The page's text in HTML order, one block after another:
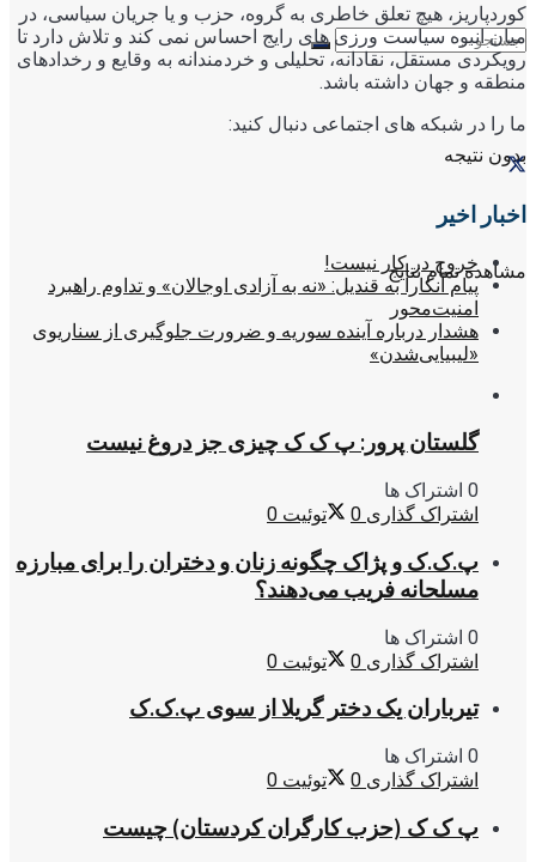
بدون نتیجه
مشاهده تمام نتایج
کوردپاریز، هیچ تعلق خاطری به گروه، حزب و یا جریان سیاسی، در
میان انبوه سیاست ورزی های رایج احساس نمی کند و تلاش دارد تا
رویکردی مستقل، نقادانه، تحلیلی و خردمندانه به وقایع و رخدادهای
منطقه و جهان داشته باشد.
ما را در شبکه های اجتماعی دنبال کنید:
اخبار اخیر
خروج در کار نیست!
پیام آنکارا به قندیل: «نه به آزادی اوجالان» و تداوم راهبرد
امنیت‌محور
هشدار درباره آینده سوریه و ضرورت جلوگیری از سناریوی
«لیبیایی‌شدن»
گلستان پرور: پ ک ک چیزی جز دروغ نیست
0 اشتراک ها
اشتراک گذاری 0 توئیت 0
پ.ک.ک و پژاک چگونه زنان و دختران را برای مبارزه
مسلحانه فریب می‌دهند؟
0 اشتراک ها
اشتراک گذاری 0 توئیت 0
تیرباران یک دختر گریلا از سوی پ.ک.ک
0 اشتراک ها
اشتراک گذاری 0 توئیت 0
پ ک ک (حزب کارگران کردستان) چیست